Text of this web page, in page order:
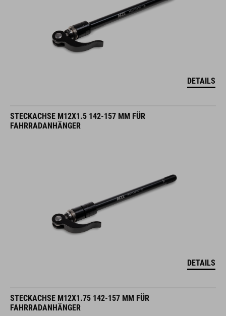
DETAILS
STECKACHSE M12X1.5 142-157 MM FÜR
FAHRRADANHÄNGER
DETAILS
STECKACHSE M12X1.75 142-157 MM FÜR
FAHRRADANHÄNGER